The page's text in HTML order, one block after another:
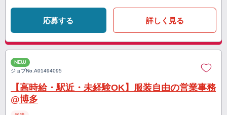
応募する 詳しく見る
NEW
ジョブNo.A01494095
【高時給・駅近・未経験OK】服装自由の営業事務
@博多